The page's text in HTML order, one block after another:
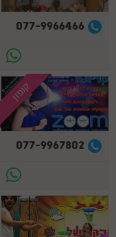
077-9966466
קופון
077-9967802